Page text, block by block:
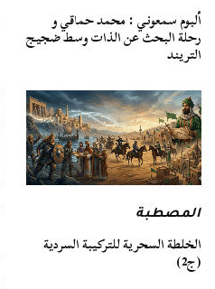
ألبوم سمعوني : محمد حماقي و
رحلة البحث عن الذات وسط ضجيج
التريند
المصطبة
الخلطة السحرية للتركيبة السردية
(ج2)